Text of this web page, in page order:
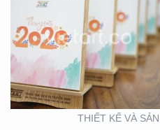
THIẾT KẾ VÀ
THIẾT KẾ VÀ SẢN XUẤT
LỊCH FUBON